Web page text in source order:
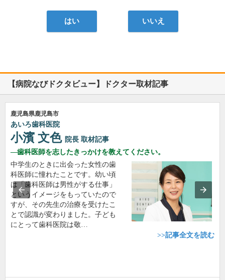
はい いいえ
【病院なびドクタビュー】ドクター取材記事
鹿児島県鹿児島市
あいろ歯科医院
小濱 文色 院長 取材記事
歯科医師を志したきっかけを教えてください。
中学生のときに出会った女性の歯
科医師に憧れたことです。幼い頃
は「歯科医師は男性がする仕事」
というイメージをもっていたので
すが、その先生の治療を受けたこ
とで認識が変わりました。子ども
にとって歯科医院は敬…
>>記事全文を読む